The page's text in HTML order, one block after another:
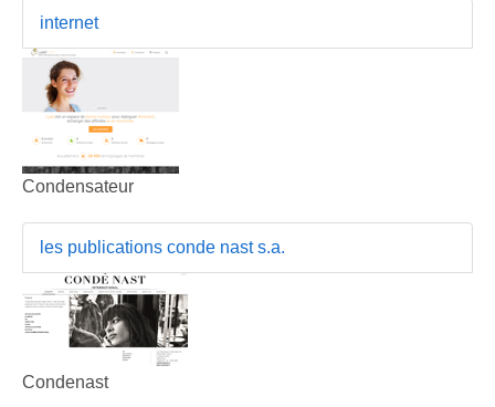
internet
Condensateur
les publications conde nast s.a.
Condenast